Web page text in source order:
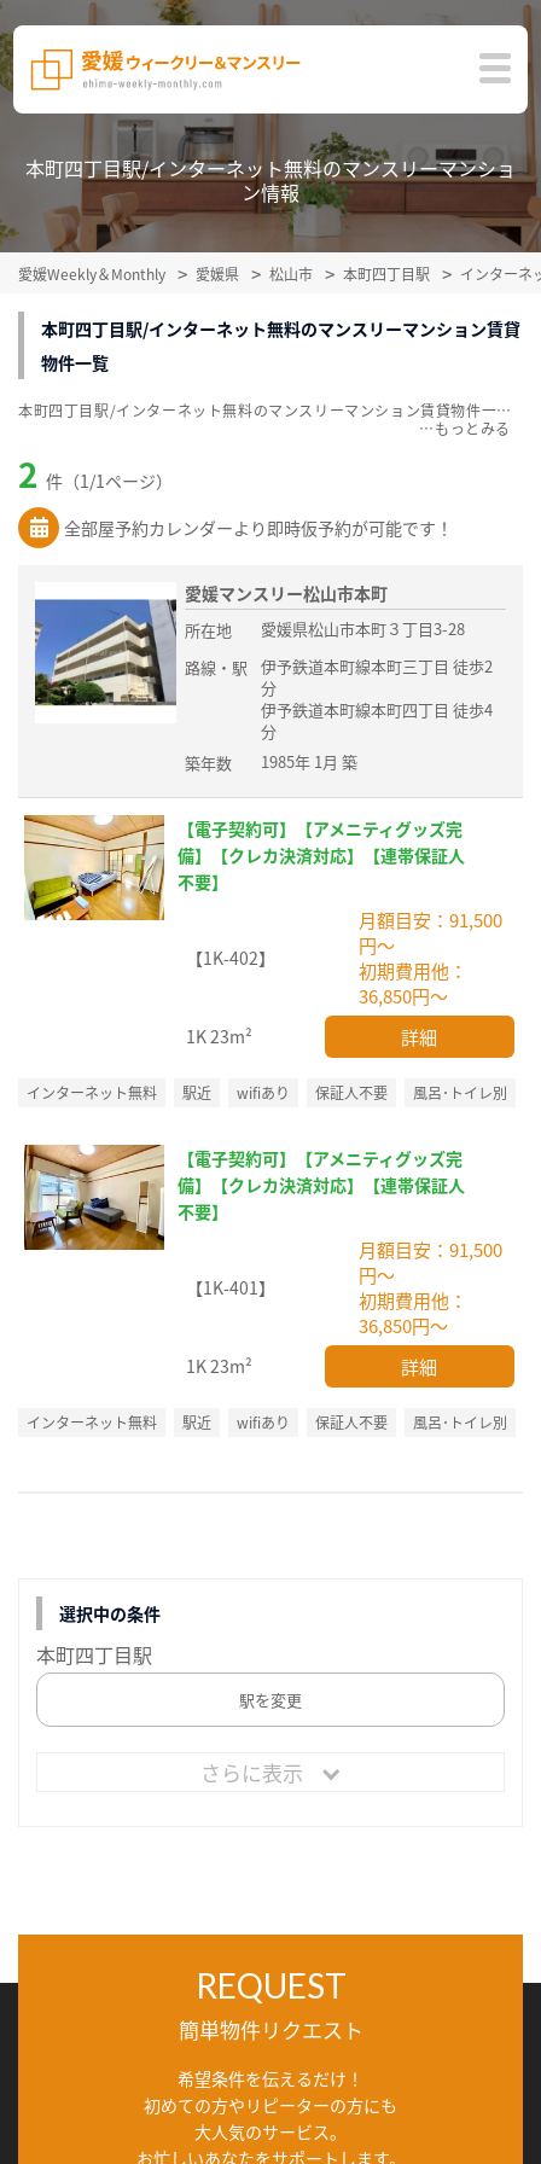
本町四丁目駅/インターネット無料のマンスリーマンショ
ン情報
愛媛Weekly＆Monthly 愛媛県 松山市 本町四丁目駅 インターネ
本町四丁目駅/インターネット無料のマンスリーマンション賃貸
物件一覧
2 件（1/1ページ）
全部屋予約カレンダーより即時仮予約が可能です！
愛媛マンスリー松山市本町
所在地
愛媛県松山市本町３丁目3-28
路線・駅
伊予鉄道本町線本町三丁目 徒歩2
分
伊予鉄道本町線本町四丁目 徒歩4
分
築年数
1985年 1月 築
【電子契約可】【アメニティグッズ完
備】【クレカ決済対応】【連帯保証人
不要】
【1K-402】
月額目安：91,500
円～
初期費用他：
36,850円～
1K23m² 詳細
インターネット無料 駅近 wifiあり 保証人不要 風呂･トイレ別
【電子契約可】【アメニティグッズ完
備】【クレカ決済対応】【連帯保証人
不要】
【1K-401】
月額目安：91,500
円～
初期費用他：
36,850円～
1K23m² 詳細
インターネット無料 駅近 wifiあり 保証人不要 風呂･トイレ別
本町四丁目駅/インターネット無料のマンスリーマンション賃貸物件一覧を掲載中。敷金・礼金無料、家具・家電付をご紹介。こだわり条件での絞込みも簡単！
…
選択中の条件
本町四丁目駅
駅を変更
さらに表示
REQUEST
簡単物件リクエスト
希望条件を伝えるだけ！
初めての方やリピーターの方にも
大人気のサービス。
お忙しいあなたをサポートします。